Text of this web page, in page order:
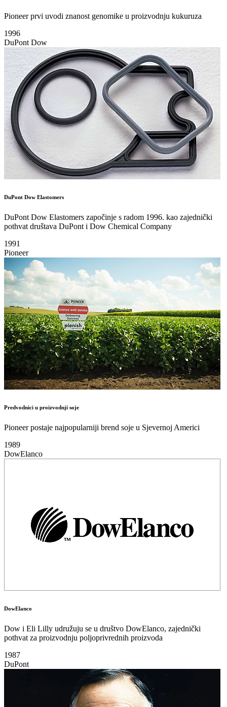
Pioneer prvi uvodi znanost genomike u proizvodnju kukuruza
1996
DuPont Dow
DuPont Dow Elastomers
DuPont Dow Elastomers započinje s radom 1996. kao zajednički
pothvat društava DuPont i Dow Chemical Company
1991
Pioneer
Predvodnici u proizvodnji soje
Pioneer postaje najpopularniji brend soje u Sjevernoj Americi
1989
DowElanco
DowElanco
Dow i Eli Lilly udružuju se u društvo DowElanco, zajednički
pothvat za proizvodnju poljoprivrednih proizvoda
1987
DuPont